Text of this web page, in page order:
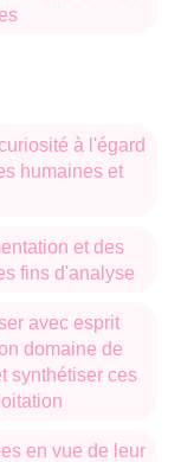
à l'égard
humaines et
et des
fins d'analyse
avec esprit
domaine de
synthétiser ces
en vue de leur